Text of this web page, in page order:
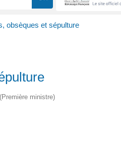
obsèques et sépulture
ministre)